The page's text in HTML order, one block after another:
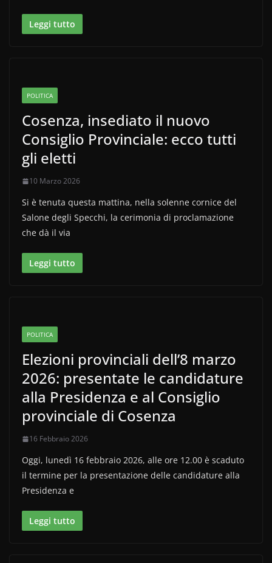
Leggi tutto
POLITICA
Cosenza, insediato il nuovo
Consiglio Provinciale: ecco tutti
gli eletti
10 Marzo 2026
Si è tenuta questa mattina, nella solenne cornice del
Salone degli Specchi, la cerimonia di proclamazione
che dà il via
Leggi tutto
POLITICA
Elezioni provinciali dell’8 marzo
2026: presentate le candidature
alla Presidenza e al Consiglio
provinciale di Cosenza
16 Febbraio 2026
Oggi, lunedì 16 febbraio 2026, alle ore 12.00 è scaduto
il termine per la presentazione delle candidature alla
Presidenza e
Leggi tutto